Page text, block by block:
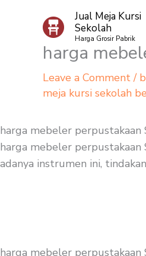
Jual Meja Kursi
Sekolah
Harga Grosir Pabrik
harga
Leave a Comment /
meja kursi sekolah
harga mebeler perpustakaan
harga mebeler perpustakaan
adanya instrumen ini,
harga mebeler perpustakaan